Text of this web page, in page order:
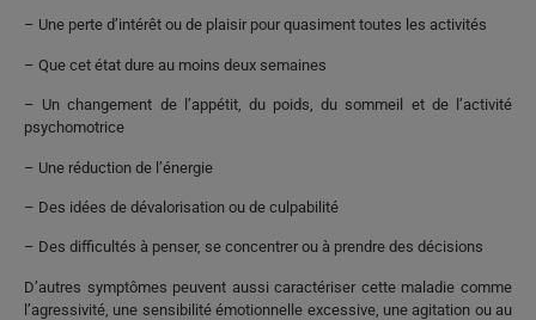
– Une perte d’intérêt ou de plaisir pour quasiment toutes les activités
– Que cet état dure au moins deux semaines
– Un changement de l’appétit, du poids, du sommeil et de l’activité
psychomotrice
– Une réduction de l’énergie
– Des idées de dévalorisation ou de culpabilité
– Des difficultés à penser, se concentrer ou à prendre des décisions
D’autres symptômes peuvent aussi caractériser cette maladie comme
l’agressivité, une sensibilité émotionnelle excessive, une agitation ou au